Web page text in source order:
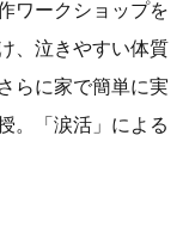
ワークショップを
、泣きやすい体質
らに家で簡単に実
。「涙活」による